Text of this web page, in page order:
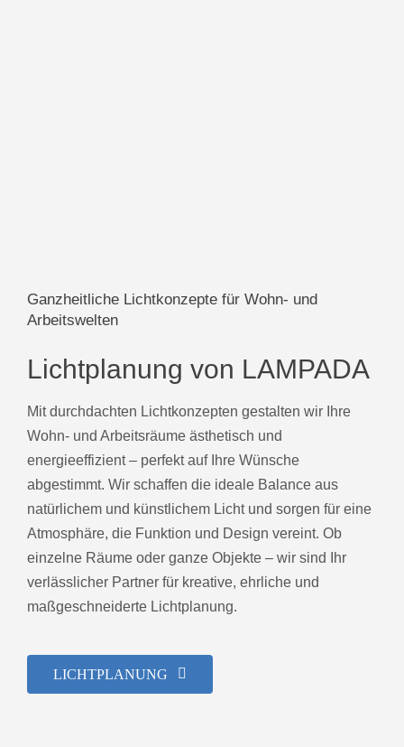
Ganzheitliche Lichtkonzepte für Wohn- und
Arbeitswelten
Lichtplanung von LAMPADA
Mit durchdachten Lichtkonzepten gestalten wir Ihre
Wohn- und Arbeitsräume ästhetisch und
energieeffizient – perfekt auf Ihre Wünsche
abgestimmt. Wir schaffen die ideale Balance aus
natürlichem und künstlichem Licht und sorgen für eine
Atmosphäre, die Funktion und Design vereint. Ob
einzelne Räume oder ganze Objekte – wir sind Ihr
verlässlicher Partner für kreative, ehrliche und
maßgeschneiderte Lichtplanung.
LICHTPLANUNG